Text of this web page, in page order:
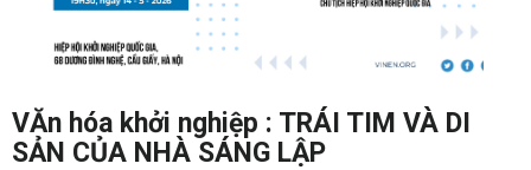
VĂn hóa khởi nghiệp : TRÁI TIM VÀ DI
SẢN CỦA NHÀ SÁNG LẬP